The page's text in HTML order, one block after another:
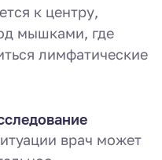
к центру,
мышками, где
лимфатические
врач может